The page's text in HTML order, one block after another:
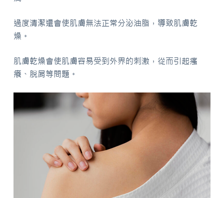
過度清潔還會使肌膚無法正常分泌油脂，導致肌膚乾
燥。
肌膚乾燥會使肌膚容易受到外界的刺激，從而引起瘙
癢、脫屑等問題。